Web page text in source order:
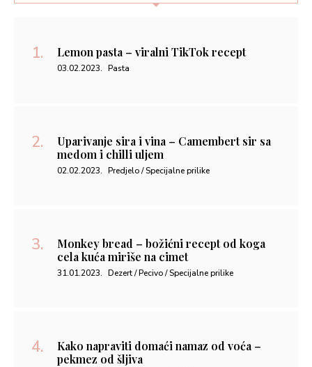
Lemon pasta – viralni TikTok recept
03.02.2023. Pasta
Uparivanje sira i vina – Camembert sir sa
medom i chilli uljem
02.02.2023. Predjelo / Specijalne prilike
Monkey bread – božićni recept od koga
cela kuća miriše na cimet
31.01.2023. Dezert / Pecivo / Specijalne prilike
Kako napraviti domaći namaz od voća –
pekmez od šljiva